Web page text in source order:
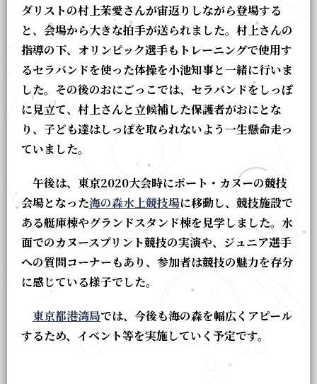
ダリストの村上茉愛さんが宙返りしながら登場する
と、会場から大きな拍手が送られました。村上さんの
指導の下、オリンピック選手もトレーニングで使用す
るセラバンドを使った体操を小池知事と一緒に行いま
した。その後のおにごっこでは、セラバンドをしっぽ
に見立て、村上さんと立候補した保護者がおにとな
り、子ども達はしっぽを取られないよう一生懸命走っ
ていました。
午後は、東京2020大会時にボート・カヌーの競技
会場となった海の森水上競技場に移動し、競技施設で
ある艇庫棟やグランドスタンド棟を見学しました。水
面でのカヌースプリント競技の実演や、ジュニア選手
への質問コーナーもあり、参加者は競技の魅力を存分
に感じている様子でした。
東京都港湾局では、今後も海の森を幅広くアピール
するため、イベント等を実施していく予定です。